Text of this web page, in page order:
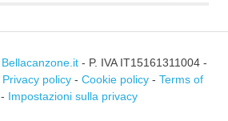
Bellacanzone.it- P. IVA IT15161311004 -
Privacy policy - Cookie policy - Terms of
- Impostazioni sulla privacy